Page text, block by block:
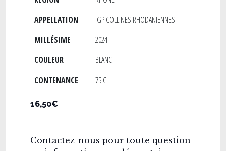
APPELLATION
IGP COLLINES RHODANIENNES
MILLÉSIME
2024
COULEUR
BLANC
CONTENANCE
75 CL
16,50€
Contactez-nous pour toute question